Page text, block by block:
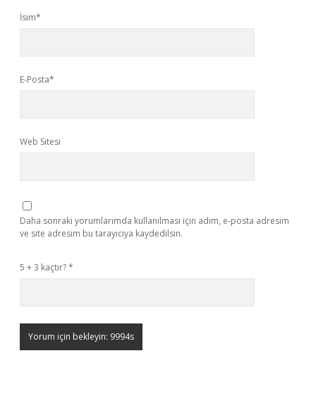
İsim*
E-Posta*
Web Sitesi
Daha sonraki yorumlarımda kullanılması için adım, e-posta adresim
ve site adresim bu tarayıcıya kaydedilsin.
5 + 3 kaçtır?*